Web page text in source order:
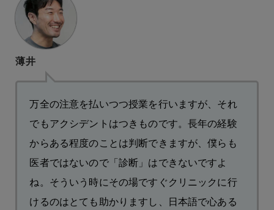
薄井
万全の注意を払いつつ授業を行いますが、それ
でもアクシデントはつきものです。長年の経験
からある程度のことは判断できますが、僕らも
医者ではないので「診断」はできないですよ
ね。そういう時にその場ですぐクリニックに行
けるのはとても助かりますし、日本語で心ある